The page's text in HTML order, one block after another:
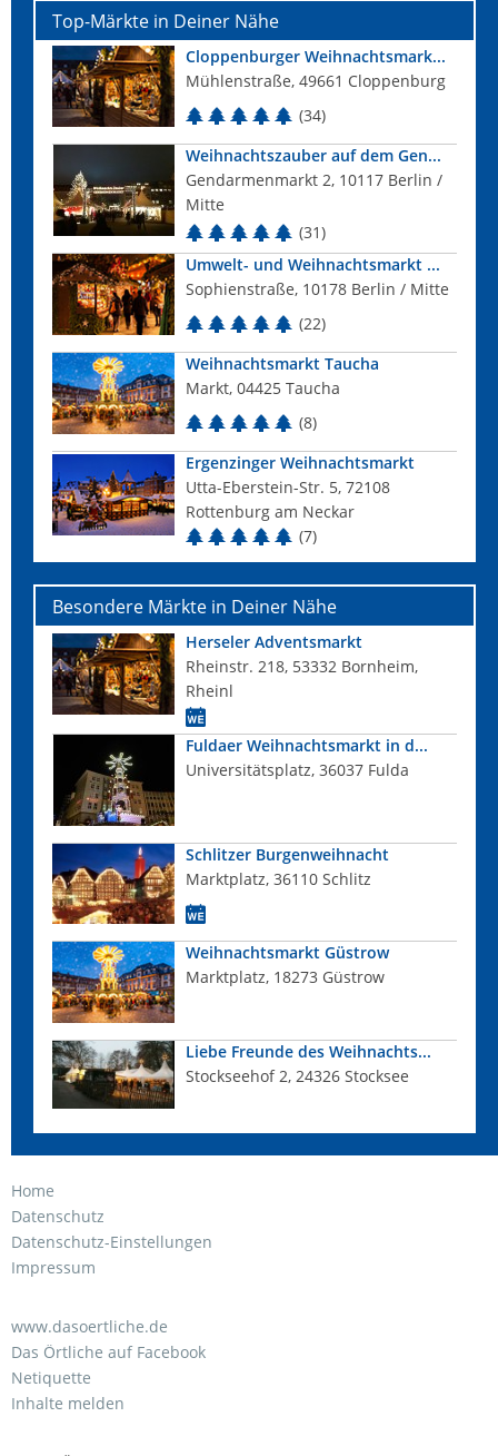
Top-Märkte in Deiner Nähe
Cloppenburger Weihnachtsmark...
Mühlenstraße, 49661 Cloppenburg
(34)
Weihnachtszauber auf dem Gen...
Gendarmenmarkt 2, 10117 Berlin /
Mitte
(31)
Umwelt- und Weihnachtsmarkt ...
Sophienstraße, 10178 Berlin / Mitte
(22)
Weihnachtsmarkt Taucha
Markt, 04425 Taucha
(8)
Ergenzinger Weihnachtsmarkt
Utta-Eberstein-Str. 5, 72108
Rottenburg am Neckar
(7)
Besondere Märkte in Deiner Nähe
Herseler Adventsmarkt
Rheinstr. 218, 53332 Bornheim,
Rheinl
Fuldaer Weihnachtsmarkt in d...
Universitätsplatz, 36037 Fulda
Schlitzer Burgenweihnacht
Marktplatz, 36110 Schlitz
Weihnachtsmarkt Güstrow
Marktplatz, 18273 Güstrow
Liebe Freunde des Weihnachts...
Stockseehof 2, 24326 Stocksee
Home
Datenschutz
Datenschutz-Einstellungen
Impressum
www.dasoertliche.de
Das Örtliche auf Facebook
Netiquette
Inhalte melden